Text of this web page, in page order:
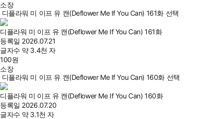
소장
디플라워 미 이프 유 캔(Deflower Me If You Can) 161화 선택
디플라워 미 이프 유 캔(Deflower Me If You Can) 161화
등록일 2026.07.21
글자수 약 3.4천 자
100원
소장
디플라워 미 이프 유 캔(Deflower Me If You Can) 160화 선택
디플라워 미 이프 유 캔(Deflower Me If You Can) 160화
등록일 2026.07.20
글자수 약 3.1천 자